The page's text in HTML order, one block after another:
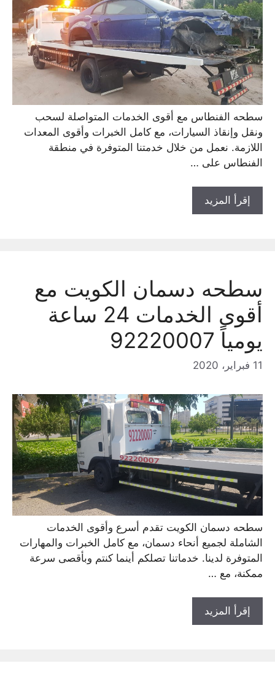
سطحه الفنطاس مع أقوى الخدمات المتواصلة لسحب
ونقل وإنقاذ السيارات، مع كامل الخبرات وأقوى المعدات
اللازمة. نعمل من خلال خدمتنا المتوفرة في منطقة
الفنطاس على …
إقرأ المزيد
سطحه دسمان الكويت مع
أقوى الخدمات 24 ساعة
يومياً 92220007
سطحه دسمان الكويت تقدم أسرع وأقوى الخدمات
الشاملة لجميع أنحاء دسمان، مع كامل الخبرات والمهارات
المتوفرة لدينا. خدماتنا تصلكم أينما كنتم وبأقصى سرعة
ممكنة، مع …
إقرأ المزيد